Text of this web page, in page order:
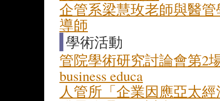
企管系梁慧玫老師與醫
導師
學術活動
管院學術研究討論會第2
business educa
人管所「企業因應亞太